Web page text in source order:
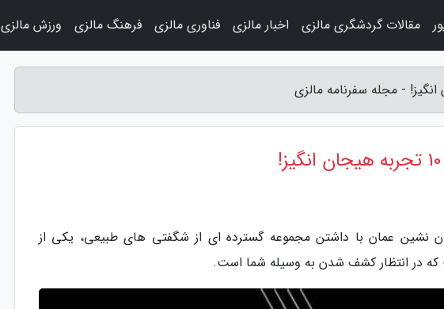
نشین عمان با داشتن مجموعه گسترده ای از شگفتی های طبیعی، یکی از
در انتظار کشف شدن به وسیله شما است.
مقالات گردشگری مالزی اخبار مالزی فناوری مالزی فرهنگ مالزی ورزش مالزی